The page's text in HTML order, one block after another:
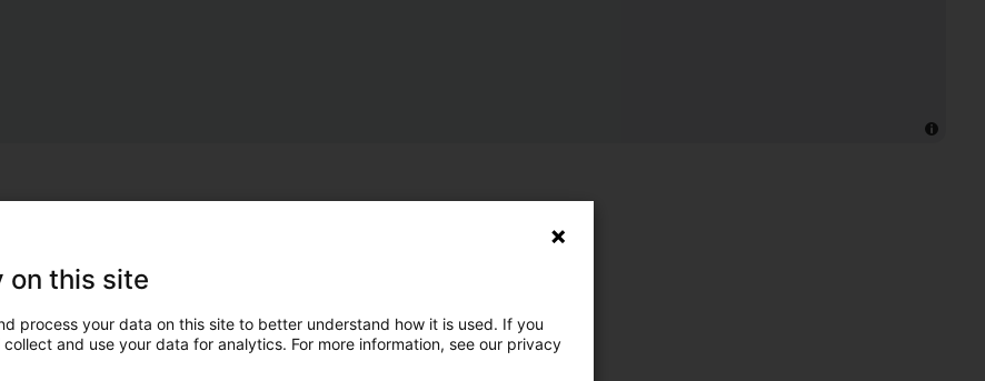
on this site
process your data on this site to better understand how it is used. If you
and use your data for analytics. For more information, see our privacy